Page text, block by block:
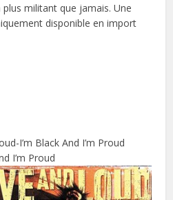
militant que jamais. Une
disponible en import
I’m Black And I’m Proud
I’m Proud